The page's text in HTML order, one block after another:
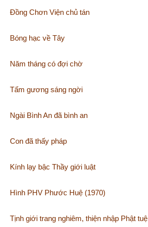
Đồng Chơn Viện chủ tán
Bóng hạc về Tây
Năm tháng có đợi chờ
Tấm gương sáng ngời
Ngài Bình An đã bình an
Con đã thấy pháp
Kính lạy bậc Thầy giới luật
Hình PHV Phước Huệ (1970)
Tịnh giới trang nghiêm, thiện nhập Phật tuệ